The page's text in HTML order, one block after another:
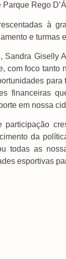
Rego
à
e turmas
Sandra Giselly
com foco tanto
financeiras
em nossa
participação
da
todas as
esportivas